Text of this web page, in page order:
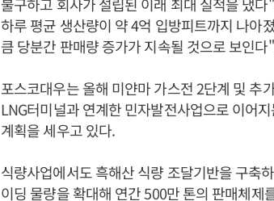
하루 평균 생산량이 약 4억 입방피트까지 나아
큼 당분간 판매량 증가가 지속될 것으로 보인
포스코대우는 올해 미얀마 가스전 2단계 및 추
LNG터미널과 연계한 민자발전사업으로 이어
계획을 세우고 있다.
식량사업에서도 흑해산 식량 조달기반을 구축
이딩 물량을 확대해 연간 500만 톤의 판매체